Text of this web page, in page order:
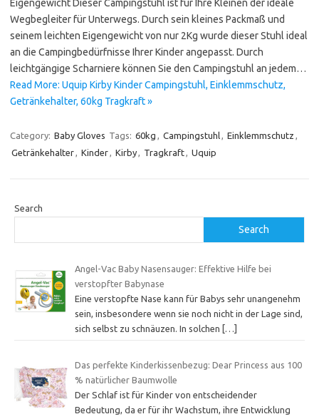
Eigengewicht Dieser Campingstuhl ist für Ihre Kleinen der ideale
Wegbegleiter für Unterwegs. Durch sein kleines Packmaß und
seinem leichten Eigengewicht von nur 2Kg wurde dieser Stuhl ideal
an die Campingbedürfnisse Ihrer Kinder angepasst. Durch
leichtgängige Scharniere können Sie den Campingstuhl an jedem…
Read More: Uquip Kirby Kinder Campingstuhl, Einklemmschutz,
Getränkehalter, 60kg Tragkraft »
Category: Baby Gloves Tags: 60kg , Campingstuhl, Einklemmschutz ,
Getränkehalter, Kinder, Kirby, Tragkraft, Uquip
Search
Search
Angel-Vac Baby Nasensauger: Effektive Hilfe bei
verstopfter Babynase
Eine verstopfte Nase kann für Babys sehr unangenehm
sein, insbesondere wenn sie noch nicht in der Lage sind,
sich selbst zu schnäuzen. In solchen
[…]
Das perfekte Kinderkissenbezug: Dear Princess aus 100
% natürlicher Baumwolle
Der Schlaf ist für Kinder von entscheidender
Bedeutung, da er für ihr Wachstum, ihre Entwicklung